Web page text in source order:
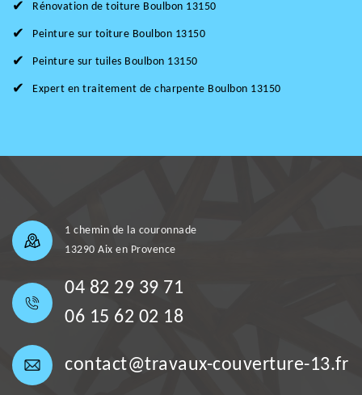
Rénovation de toiture Boulbon 13150
Peinture sur toiture Boulbon 13150
Peinture sur tuiles Boulbon 13150
Expert en traitement de charpente Boulbon 13150
1 chemin de la couronnade
13290 Aix en Provence
04 82 29 39 71
06 15 62 02 18
contact@travaux-couverture-13.fr